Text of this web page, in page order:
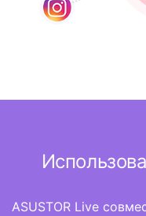
ASUSTOR Live